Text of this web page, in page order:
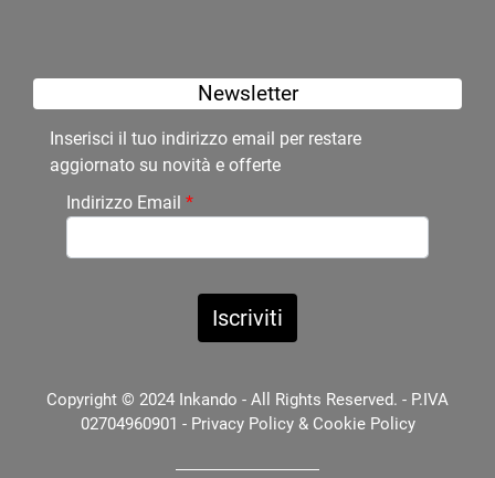
Newsletter
Inserisci il tuo indirizzo email per restare
aggiornato su novità e offerte
Indirizzo Email *
Copyright © 2024 Inkando - All Rights Reserved. - P.IVA
02704960901 - Privacy Policy& Cookie Policy